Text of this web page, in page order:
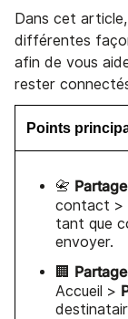
Dans cet
différentes
afin de vous
rester
Points
📇
contact >
tant que
envoyer.
🏢
Accueil >